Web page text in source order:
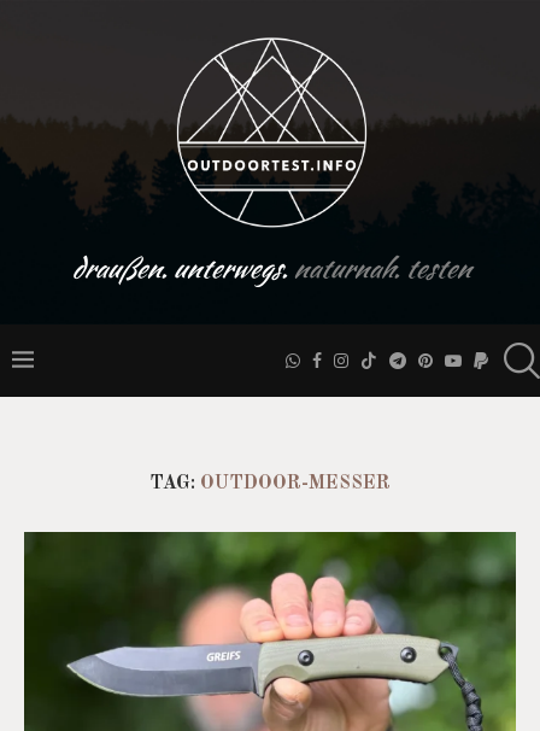
draußen. unterwegs.naturnah. testen
TAG: OUTDOOR-MESSER